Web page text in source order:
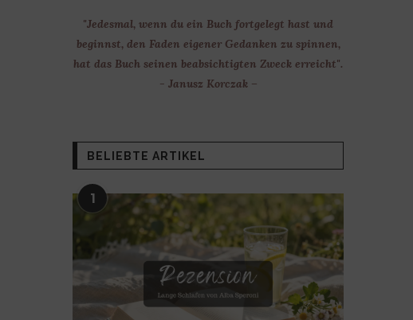
"Jedesmal, wenn du ein Buch fortgelegt hast und
beginnst, den Faden eigener Gedanken zu spinnen,
hat das Buch seinen beabsichtigten Zweck erreicht".
- Janusz Korczak –
BELIEBTE ARTIKEL
1